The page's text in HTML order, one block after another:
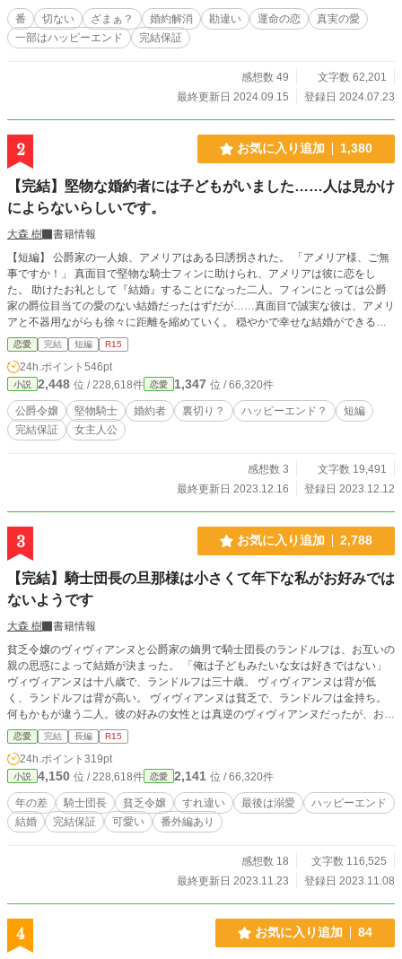
番 切ない ざまぁ？ 婚約解消 勘違い 運命の恋
真実の愛
一部はハッピーエンド
完結保証
感想数 49
文字数 62,201
最終更新日 2024.09.15
登録日 2024.07.23
2 お気に入り追加 1,380
【完結】堅物な婚約者には子どもがいました……人は見かけ
によらないらしいです。
大森 樹
書籍情報
【短編】 公爵家の一人娘、アメリアはある日誘拐された。 「アメリア様、ご無
事ですか！」 真面目で堅物な騎士フィンに助けられ、アメリアは彼に恋をし
た。 助けたお礼として『結婚』することになった二人。フィンにとっては公爵
家の爵位目当ての愛のない結婚だったはずだが……真面目で誠実な彼は、アメリ
アと不器用ながらも徐々に距離を縮めていく。 穏やかで幸せな結婚ができると
思っていたのに、フィンの前の彼女が現れて『あの人の子どもがいます』と言っ
てきた。嘘だと思いきや、その子は本当に彼そっくりで…… あの堅物婚約者
に、まさか子どもがいるなんて。人は見かけによらないらしい。 ★アメリアと
フィンは結婚するのか、しないのか……二人の恋の行方をお楽しみください。
恋愛 完結 短編 R15
24h.ポイント 546pt
小説 2,448 位 / 228,618件 恋愛 1,347 位 / 66,320件
公爵令嬢 堅物騎士 婚約者 裏切り？ ハッピーエンド？
短編
完結保証
女主人公
感想数 3
文字数 19,491
最終更新日 2023.12.16
登録日 2023.12.12
3 お気に入り追加 2,788
【完結】騎士団長の旦那様は小さくて年下な私がお好みでは
ないようです
大森 樹
書籍情報
貧乏令嬢のヴィヴィアンヌと公爵家の嫡男で騎士団長のランドルフは、お互いの
親の思惑によって結婚が決まった。 「俺は子どもみたいな女は好きではない」
ヴィヴィアンヌは十八歳で、ランドルフは三十歳。 ヴィヴィアンヌは背が低
く、ランドルフは背が高い。 ヴィヴィアンヌは貧乏で、ランドルフは金持ち。
何もかもが違う二人。彼の好みの女性とは真逆のヴィヴィアンヌだったが、お金
の恩があるためなんとか彼の妻になろうと奮闘する。そんな中ランドルフはぶっ
きらぼうで冷たいが、とろこどころに優しさを見せてきて……！？ 貧乏令嬢×不
器用な騎士の年の差ラブストーリーです。必ずハッピーエンドにします。
恋愛 完結 長編 R15
24h.ポイント 319pt
小説 4,150 位 / 228,618件 恋愛 2,141 位 / 66,320件
年の差 騎士団長 貧乏令嬢 すれ違い 最後は溺愛
ハッピーエンド
結婚
完結保証 可愛い 番外編あり
感想数 18
文字数 116,525
最終更新日 2023.11.23
登録日 2023.11.08
4 お気に入り追加 84